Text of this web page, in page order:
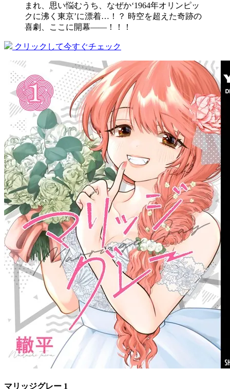
まれ、思い悩むうち、なぜか‘1964年オリンピッ
クに沸く東京’に漂着…！？ 時空を超えた奇跡の
喜劇、ここに開幕――！！！
クリックして今すぐチェック
マリッジグレー 1